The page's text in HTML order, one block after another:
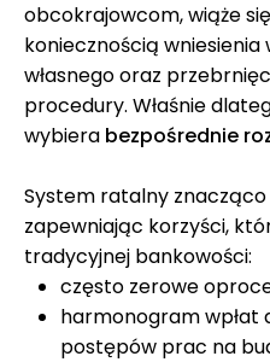
obcokrajowcom, wiąże
koniecznością wniesienia
własnego oraz
procedury. Właśnie
wybiera bezpośrednie
System ratalny
zapewniając korzyści,
tradycyjnej bankowości:
często zerowe
harmonogram wpłat
postępów prac na